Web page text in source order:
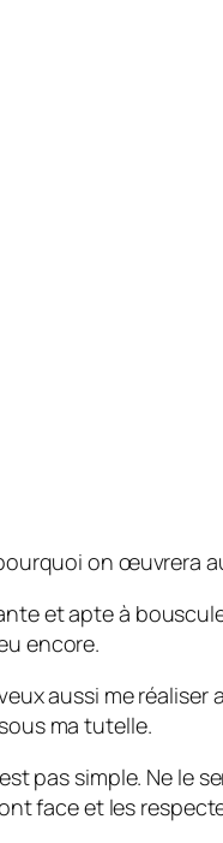
on œuvrera
et apte à
encore.
aussi me
ma tutelle.
pas simple. Ne le
face et les